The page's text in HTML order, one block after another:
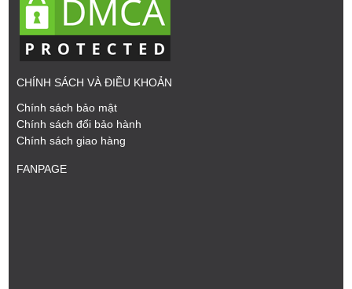
CHÍNH SÁCH VÀ ĐIỀU KHOẢN
Chính sách bảo mật
Chính sách đổi bảo hành
Chính sách giao hàng
FANPAGE